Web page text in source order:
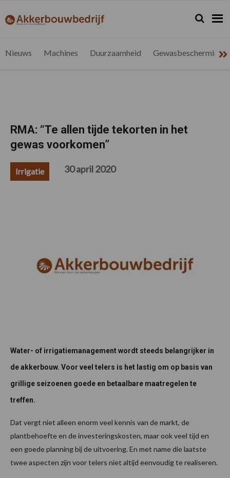
de
de
de
de
akkerbouwbedrijf.be
Nieuws
Zoeken...
Zoek
Nieuws Machines Duurzaamheid Gewasbescherming
RMA: “Te allen tijde tekorten in het
gewas voorkomen”
Irrigatie 30 april 2020
Water- of irrigatiemanagement wordt steeds belangrijker in
de akkerbouw. Voor veel telers is het lastig om op basis van
grillige seizoenen goede en betaalbare maatregelen te
treffen.
Dat vergt niet alleen enorm veel kennis van de markt, de
plantbehoefte en de investeringskosten, maar ook veel tijd en
een goede planning bij de uitvoering. En met name die laatste
twee aspecten zijn voor telers niet altijd eenvoudig te realiseren.